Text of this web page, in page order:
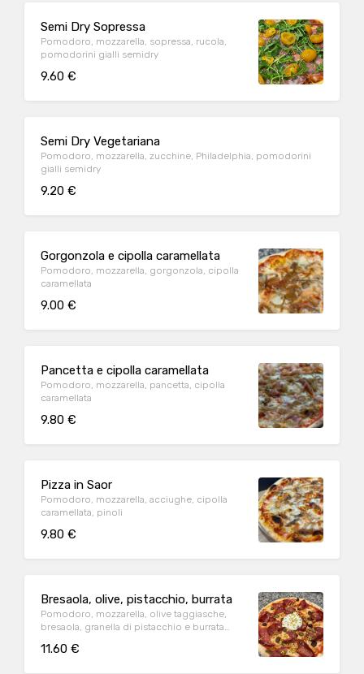
Semi Dry Sopressa
Pomodoro, mozzarella, sopressa, rucola,
pomodorini gialli semidry
9.60 €
Semi Dry Vegetariana
Pomodoro, mozzarella, zucchine, Philadelphia, pomodorini
gialli semidry
9.20 €
Gorgonzola e cipolla caramellata
Pomodoro, mozzarella, gorgonzola, cipolla
caramellata
9.00 €
Pancetta e cipolla caramellata
Pomodoro, mozzarella, pancetta, cipolla
caramellata
9.80 €
Pizza in Saor
Pomodoro, mozzarella, acciughe, cipolla
caramellata, pinoli
9.80 €
Bresaola, olive, pistacchio, burrata
Pomodoro, mozzarella, olive taggiasche,
bresaola, granella di pistacchio e burrata
11.60 €